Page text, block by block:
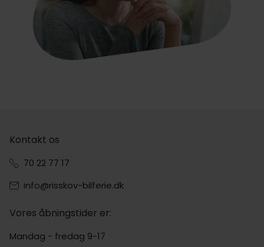
Kontakt os
70 22 77 17
info@risskov-bilferie.dk
Vores åbningstider er:
Mandag - fredag 9-17